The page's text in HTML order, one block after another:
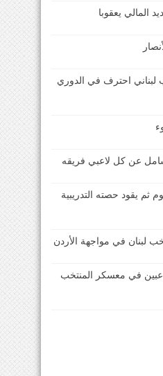
المالي يعقوبا
احترف في الدوري
عن كل لاعبي فريقه
ثم يقود حصته التدريبية
لبنان في مواجهة الأردن
في معسكر المنتخب